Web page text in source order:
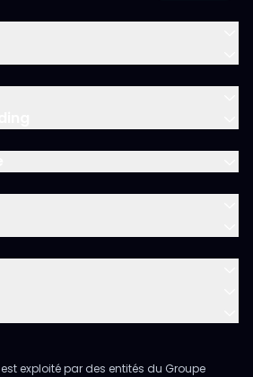
est exploité par des entités du Groupe